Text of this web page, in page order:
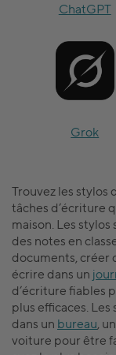
ChatGPT
Grok
Trouvez les stylos
tâches d’écriture
maison. Les
des notes en
documents, créer
écrire dans un
d’écriture fiables
plus efficaces.
dans un bureau , un
voiture pour être